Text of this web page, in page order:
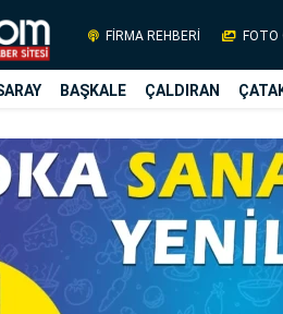
FİRMA REHBERİ FOTO
BAŞKALE ÇALDIRAN